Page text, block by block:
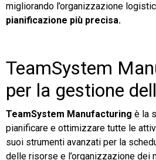
migliorando l’organizzazione
pianificazione più precisa.
TeamSystem
per la gestione
TeamSystem Manufacturing è la
pianificare e ottimizzare tutte le
suoi strumenti avanzati per la
delle risorse e l’organizzazione dei